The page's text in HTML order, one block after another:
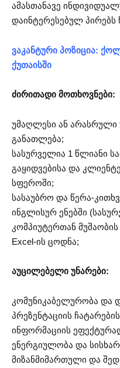
ამასთანავე
დაინტერესებულ პირებს
ვაკანტური პოზიცია:
ქუთაისში
ძირითადი მოთხოვნები:
უმაღლესი ან არასრული
განათლება;
სასურველია 1 წლიანი
გაყიდვებისა და
სფეროში;
სასაუბრო და წერა-
ინგლისურ ენებში
კომპიუტერთან
Excel-ის ცოდნა;
აუცილებელი უნარები:
კომუნიკაბელურობა და
პრეზენტაციის
ინფორმაციის
ენერგიულობა და
მიზანმიმართული და